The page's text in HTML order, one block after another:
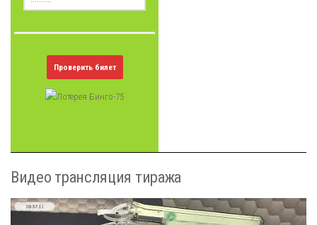
Проверить билет
Видео трансляция тиража